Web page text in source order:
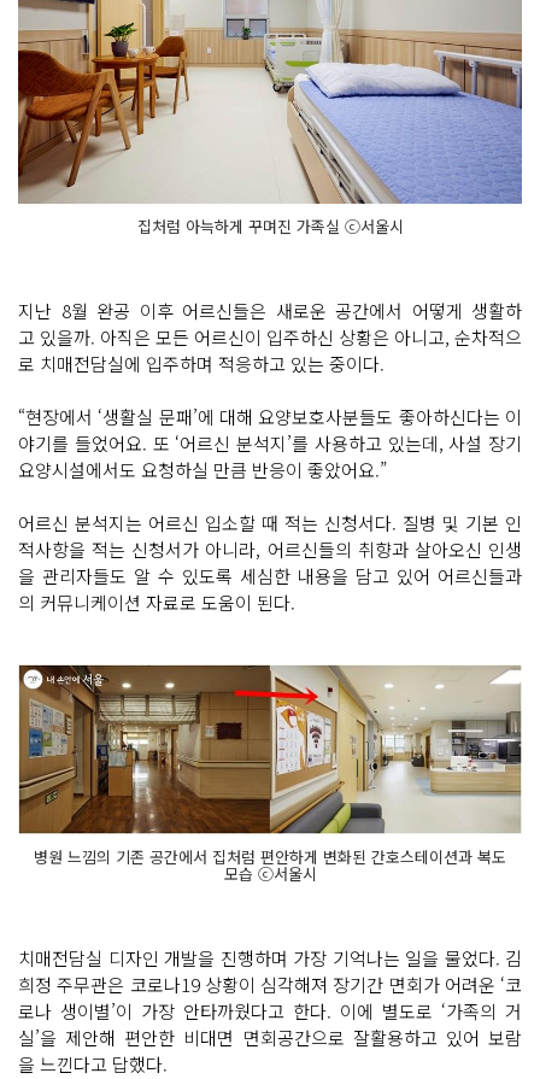
집처럼 아늑하게 꾸며진 가족실 ⓒ서울시
지난 8월 완공 이후 어르신들은 새로운 공간에서 어떻게 생활하
고 있을까. 아직은 모든 어르신이 입주하신 상황은 아니고, 순차적으
로 치매전담실에 입주하며 적응하고 있는 중이다.
“현장에서 ‘생활실 문패’에 대해 요양보호사분들도 좋아하신다는 이
야기를 들었어요. 또 ‘어르신 분석지’를 사용하고 있는데, 사설 장기
요양시설에서도 요청하실 만큼 반응이 좋았어요.”
어르신 분석지는 어르신 입소할 때 적는 신청서다. 질병 및 기본 인
적사항을 적는 신청서가 아니라, 어르신들의 취향과 살아오신 인생
을 관리자들도 알 수 있도록 세심한 내용을 담고 있어 어르신들과
의 커뮤니케이션 자료로 도움이 된다.
병원 느낌의 기존 공간에서 집처럼 편안하게 변화된 간호스테이션과 복도
모습 ⓒ서울시
치매전담실 디자인 개발을 진행하며 가장 기억나는 일을 물었다. 김
희정 주무관은 코로나19 상황이 심각해져 장기간 면회가 어려운 ‘코
로나 생이별’이 가장 안타까웠다고 한다. 이에 별도로 ‘가족의 거
실’을 제안해 편안한 비대면 면회공간으로 잘활용하고 있어 보람
을 느낀다고 답했다.